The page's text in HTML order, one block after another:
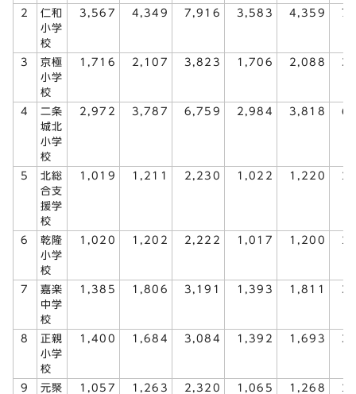
2
仁和
小学
校
3,567 4,349 7,916 3,583 4,359
3
京極
小学
校
1,716 2,107 3,823 1,706 2,088
4
二条
城北
小学
校
2,972 3,787 6,759 2,984 3,818
5
北総
合支
援学
校
1,019 1,211 2,230 1,022 1,220
6
乾隆
小学
校
1,020 1,202 2,222 1,017 1,200
7
嘉楽
中学
校
1,385 1,806 3,191 1,393 1,811
8
正親
小学
校
1,400 1,684 3,084 1,392 1,693
9
元聚
1,057 1,263 2,320 1,065 1,268